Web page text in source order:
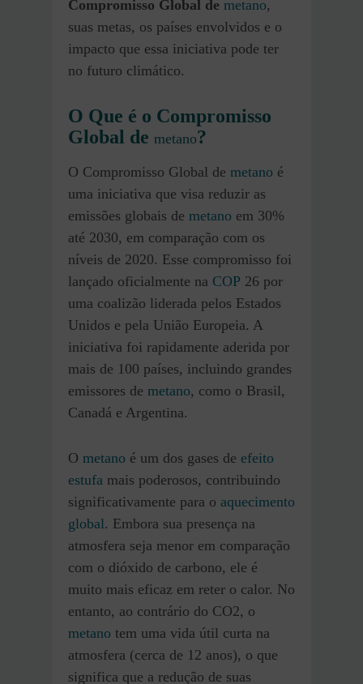
Compromisso Global de metano,
suas metas, os países envolvidos e o
impacto que essa iniciativa pode ter
no futuro climático.
O Que é o Compromisso
Global de metano?
O Compromisso Global de metano é
uma iniciativa que visa reduzir as
emissões globais de metano em 30%
até 2030, em comparação com os
níveis de 2020. Esse compromisso foi
lançado oficialmente na COP 26 por
uma coalizão liderada pelos Estados
Unidos e pela União Europeia. A
iniciativa foi rapidamente aderida por
mais de 100 países, incluindo grandes
emissores de metano, como o Brasil,
Canadá e Argentina.
O metano é um dos gases de efeito
estufa mais poderosos, contribuindo
significativamente para o aquecimento
global. Embora sua presença na
atmosfera seja menor em comparação
com o dióxido de carbono, ele é
muito mais eficaz em reter o calor. No
entanto, ao contrário do CO2, o
metano tem uma vida útil curta na
atmosfera (cerca de 12 anos), o que
significa que a redução de suas